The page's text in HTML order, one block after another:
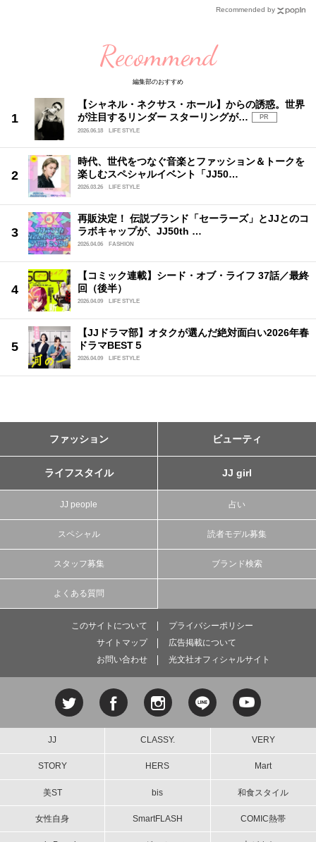
Recommended by
Recommend
編集部のおすすめ
【シャネル・ネクサス・ホール】からの誘惑。世界
が注目するリンダー スターリングが…
PR
2026.06.18
LIFE STYLE
時代、世代をつなぐ音楽とファッション＆トークを
楽しむスペシャルイベント「JJ50…
2026.03.26 LIFE STYLE
再販決定！ 伝説ブランド「セーラーズ」とJJとのコ
ラボキャップが、JJ50th …
2026.04.06 FASHION
【コミック連載】シード・オブ・ライフ 37話／最終
回（後半）
2026.04.09 LIFE STYLE
【JJドラマ部】オタクが選んだ絶対面白い2026年春
ドラマBEST５
2026.04.09 LIFE STYLE
ファッション ビューティ
ライフスタイル JJ girl
JJ people 占い
スペシャル 読者モデル募集
スタッフ募集 ブランド検索
よくある質問
このサイトについて
プライバシーポリシー
サイトマップ
広告掲載について
お問い合わせ
光文社オフィシャルサイト
JJ CLASSY. VERY
STORY HERS Mart
美ST bis 和食スタイル
女性自身 SmartFLASH COMIC熱帯